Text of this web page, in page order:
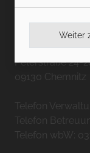
KARREE49
Peterstraße 24-
09130 Chemnitz
Telefon
Telefon
Telefon wbW:
Weiter